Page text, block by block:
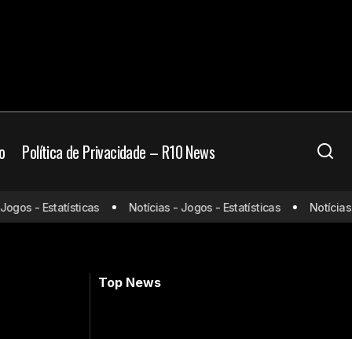
Política de Privacidade – R10 News
título
Wanderson sofre lesão grave e
desfalca o Cruzeiro pelo restante da
temporada
- Estatísticas Notícias - Jogos - Estatísticas Notícias -
Top News